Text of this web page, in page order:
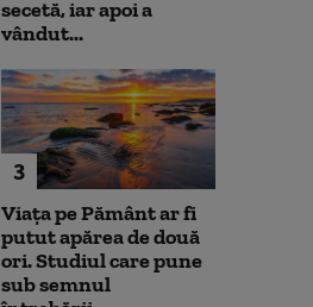
secetă, iar apoi a
vândut...
3
Viața pe Pământ ar fi
putut apărea de două
ori. Studiul care pune
sub semnul